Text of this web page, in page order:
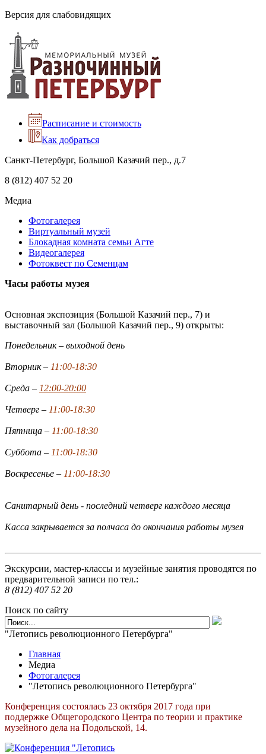
Версия для слабовидящих
Расписание и стоимость
Как добраться
Санкт-Петербург, Большой Казачий пер., д.7
8 (812) 407 52 20
Медиа
Фотогалерея
Виртуальный музей
Блокадная комната семьи Агте
Видеогалерея
Фотоквест по Семенцам
Часы работы музея
Основная экспозиция (Большой Казачий пер., 7) и
выставочный зал (Большой Казачий пер., 9) открыты:
Понедельник – выходной день
Вторник – 11:00-18:30
Среда – 12:00-20:00
Четверг – 11:00-18:30
Пятница – 11:00-18:30
Суббота – 11:00-18:30
Воскресенье – 11:00-18:30
Санитарный день - последний четверг каждого месяца
Касса закрывается за полчаса до окончания работы музея
Экскурсии, мастер-классы и музейные занятия проводятся по
предварительной записи по тел.:
8 (812) 407 52 20
Поиск по сайту
"Летопись революционного Петербурга"
Главная
Медиа
Фотогалерея
"Летопись революционного Петербурга"
Конференция состоялась 23 октября 2017 года при
поддержке Общегородского Центра по теории и практике
музейного дела на Подольской, 14.